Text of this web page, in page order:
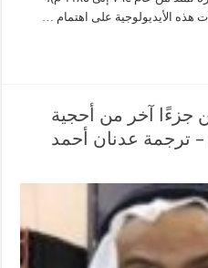
الأيديولوجية على اهتمام …
جزءًا آخر من أحجية
– ترجمة عدنان أحمد